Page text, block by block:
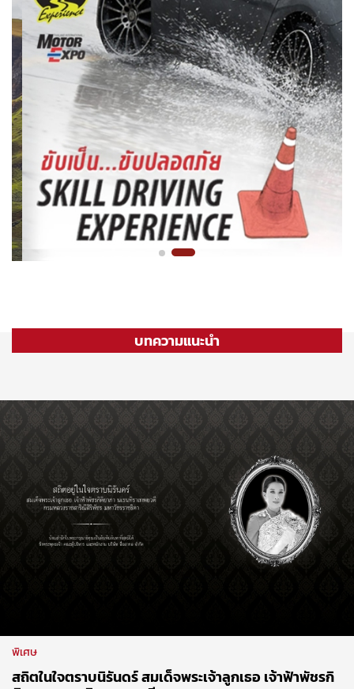
บทความแนะนำ
พิเศษ
สถิตในใจตราบนิรันดร์ สมเด็จพระเจ้าลูกเธอ เจ้าฟ้าพัชรกิ